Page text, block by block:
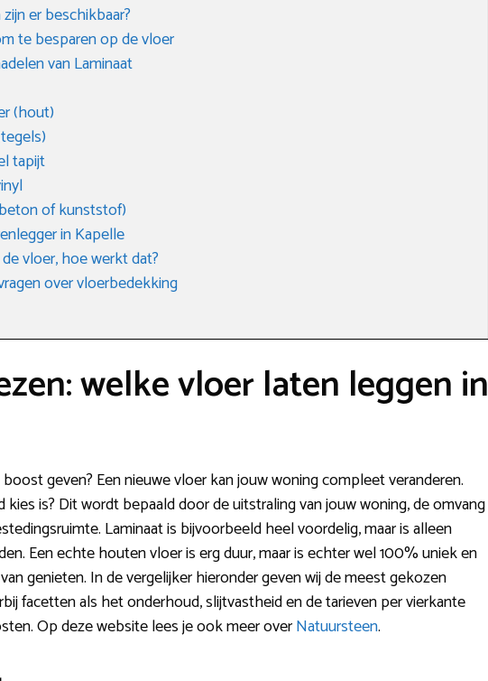
er beschikbaar?
te besparen op de vloer
van Laminaat
(hout)
tapijt
of kunststof)
in Kapelle
vloer, hoe werkt dat?
over vloerbedekking
welke vloer laten leggen in
geven? Een nieuwe vloer kan jouw woning compleet veranderen.
is? Dit wordt bepaald door de uitstraling van jouw woning, de omvang
Laminaat is bijvoorbeeld heel voordelig, maar is alleen
Een echte houten vloer is erg duur, maar is echter wel 100% uniek en
genieten. In de vergelijker hieronder geven wij de meest gekozen
facetten als het onderhoud, slijtvastheid en de tarieven per vierkante
Op deze website lees je ook meer overNatuursteen.